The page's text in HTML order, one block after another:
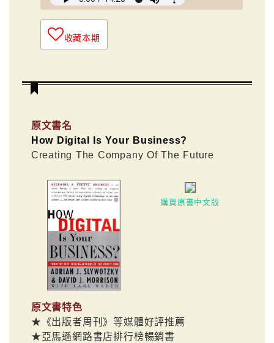
收藏本期
原文書名
How Digital Is Your Business?
Creating The Company Of The Future
購買原書中文版
原文書特色
★《出版者周刊》等媒體好評推薦
★亞馬遜網路書店排行榜暢銷書